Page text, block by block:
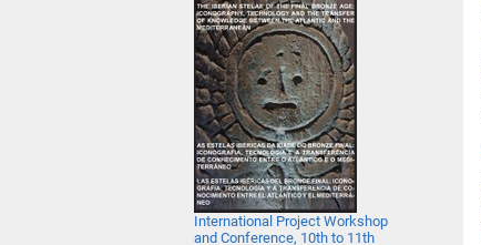
International Project Workshop
and Conference, 10th to 11th